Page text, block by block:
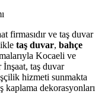
firmasıdır ve taş duvar
taş duvar, bahçe
Kocaeli ve
taş duvar
hizmeti sunmakta
kaplama dekorasyonları